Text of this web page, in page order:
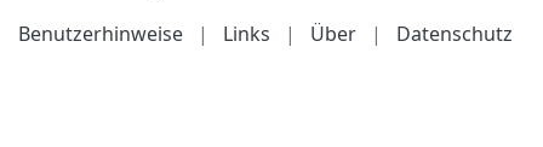
Benutzerhinweise
| Links | Über | Datenschutz